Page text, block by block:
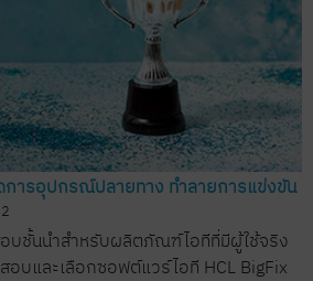
การอุปกรณ์ปลายทาง ทำลายการแข่งขัน
อบชั้นนำสำหรับผลิตภัณฑ์ไอทีที่มีผู้ใช้จริง
บและเลือกซอฟต์แวร์ไอที HCL BigFix